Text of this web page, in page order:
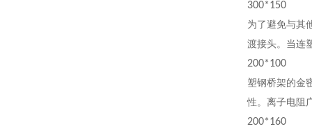
300*150
为了避免与其
渡接头。当连
200*100
塑钢桥架的金
性。离子电阻
200*160